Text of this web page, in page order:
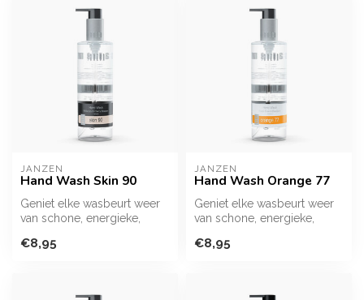
JANZEN
Hand Wash Skin 90
Geniet elke wasbeurt weer
van schone, energieke,
met de...
€8,95
JANZEN
Hand Wash Orange 77
Geniet elke wasbeurt weer
van schone, energieke,
met de...
€8,95